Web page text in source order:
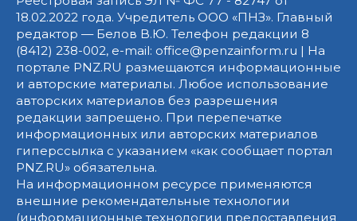
18.02.2022 года. Учредитель ООО «ПНЗ». Главный
редактор — Белов В.Ю. Телефон редакции 8
(8412) 238-002, e-mail: office@penzainform.ru | На
портале PNZ.RU размещаются информационные
и авторские материалы. Любое использование
авторских материалов без разрешения
редакции запрещено. При перепечатке
информационных или авторских материалов
гиперссылка с указанием «как сообщает портал
PNZ.RU» обязательна.
На информационном ресурсе применяются
внешние рекомендательные технологии
(информационные технологии предоставления